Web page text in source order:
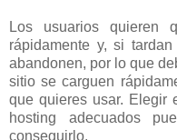
Los usuarios quieren
rápidamente y, si
abandonen, por lo que
sitio se carguen
que quieres usar. Elegir
hosting adecuados
conseguirlo.